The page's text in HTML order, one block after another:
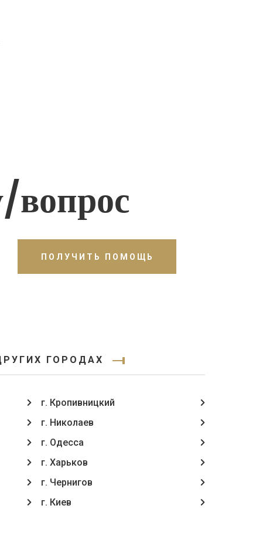
ПОЛУЧИТЬ ПОМОЩЬ
ГОРОДАХ
г. Кропивницкий
г. Николаев
г. Одесса
г. Харьков
г. Чернигов
г. Киев